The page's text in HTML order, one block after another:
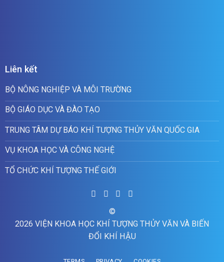
Liên kết
BỘ NÔNG NGHIỆP VÀ MÔI TRƯỜNG
BỘ GIÁO DỤC VÀ ĐÀO TẠO
TRUNG TÂM DỰ BÁO KHÍ TƯỢNG THỦY VĂN QUỐC GIA
VỤ KHOA HỌC VÀ CÔNG NGHỆ
TỔ CHỨC KHÍ TƯỢNG THẾ GIỚI
©
2026 VIỆN KHOA HỌC KHÍ TƯỢNG THỦY VĂN VÀ BIẾN
ĐỔI KHÍ HẬU